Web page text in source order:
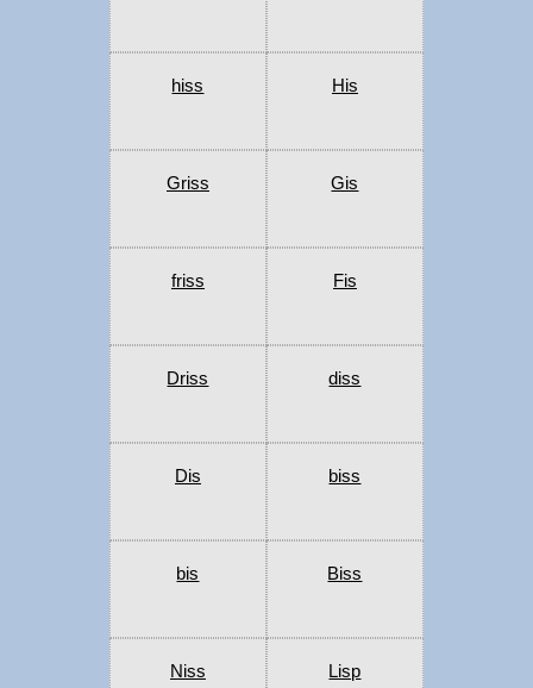
hiss His
Griss Gis
friss Fis
Driss diss
Dis biss
bis Biss
Niss Lisp